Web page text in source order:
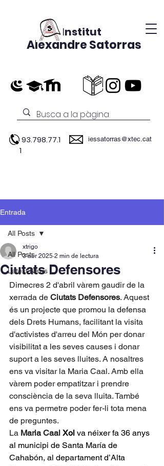
Institut
Alexandre Satorras
93.798.77.1
1
iessatorras@xtec.cat
Entrada
All Posts
Latest News
All Posts
Ciutats Defensores
xtrigo
3 abr 2025 2 min de lectura
Dimecres 2 d'abril vàrem gaudir de la
xerrada de Ciutats Defensores. Aquest
és un projecte que promou la defensa
dels Drets Humans, facilitant la visita
d'activistes d'arreu del Món per donar
visibilitat a les seves causes i donar
suport a les seves lluites. A nosaltres
ens va visitar la Maria Caal. Amb ella
vàrem poder empatitzar i prendre
consciència de la seva lluita. També
ens va permetre poder fer-li tota mena
de preguntes.
La Maria Caal Xol va néixer fa 36 anys
al municipi de Santa María de
Cahabón, al departament d’Alta